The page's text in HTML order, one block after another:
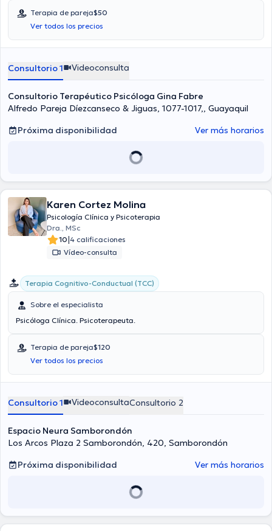
Terapia de pareja$50
Ver todos los precios
Consultorio 1 Videoconsulta
Consultorio Terapéutico Psicóloga Gina Fabre
Alfredo Pareja Díezcanseco & Jiguas, 1077-1017,, Guayaquil
Próxima disponibilidad
Ver más horarios
Karen Cortez Molina
Psicología Clínica y Psicoterapia
Dra., MSc
10|4 calificaciones
Vídeo-consulta
Terapia Cognitivo-Conductual (TCC)
Sobre el especialista
Psicóloga Clínica. Psicoterapeuta.
Terapia de pareja$120
Ver todos los precios
Consultorio 1 VideoconsultaConsultorio 2
Espacio Neura Samborondón
Los Arcos Plaza 2 Samborondón, 420, Samborondón
Próxima disponibilidad
Ver más horarios